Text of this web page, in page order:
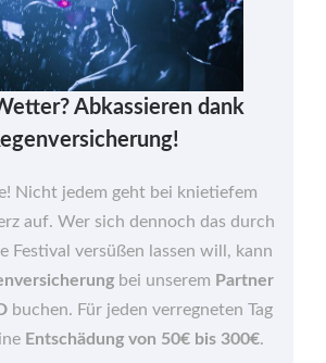
Abkassieren dank
Nicht jedem geht bei knietiefem
auf. Wer sich dennoch das durch
Festival versüßen lassen will, kann
bei unserem Partner
buchen. Für jeden verregneten Tag
Entschädung von 50€ bis 300€.